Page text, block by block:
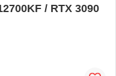
/ RTX 3090